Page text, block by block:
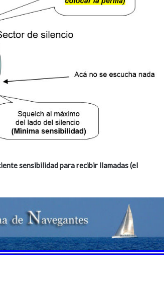
sensibilidad para recibir llamadas (el